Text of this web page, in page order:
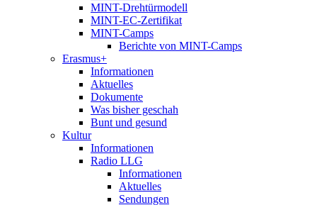
MINT-Drehtürmodell
MINT-EC-Zertifikat
MINT-Camps
Berichte von MINT-Camps
Erasmus+
Informationen
Aktuelles
Dokumente
Was bisher geschah
Bunt und gesund
Kultur
Informationen
Radio LLG
Informationen
Aktuelles
Sendungen